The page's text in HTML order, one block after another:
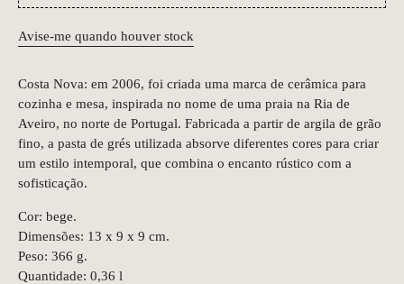
Avise-me quando houver stock
Costa Nova: em 2006, foi criada uma marca de cerâmica para
cozinha e mesa, inspirada no nome de uma praia na Ria de
Aveiro, no norte de Portugal. Fabricada a partir de argila de grão
fino, a pasta de grés utilizada absorve diferentes cores para criar
um estilo intemporal, que combina o encanto rústico com a
sofisticação.
Cor: bege.
Dimensões: 13 x 9 x 9 cm.
Peso: 366 g.
Quantidade: 0,36 l